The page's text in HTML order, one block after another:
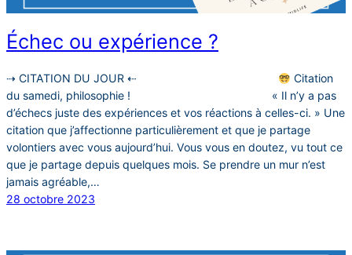
Échec ou expérience ?
⇢ CITATION DU JOUR ⇠⠀⠀⠀⠀⠀⠀⠀⠀⠀⠀⠀⠀⠀⠀⠀⠀⠀⠀
Citation
du samedi, philosophie !⠀⠀⠀⠀⠀⠀⠀⠀⠀⠀⠀⠀⠀⠀⠀⠀⠀⠀« Il n’y a pas
d’échecs juste des expériences et vos réactions à celles-ci. » Une
citation que j’affectionne particulièrement et que je partage
volontiers avec vous aujourd’hui. Vous vous en doutez, vu tout ce
que je partage depuis quelques mois. Se prendre un mur n’est
jamais agréable,…
28 octobre 2023